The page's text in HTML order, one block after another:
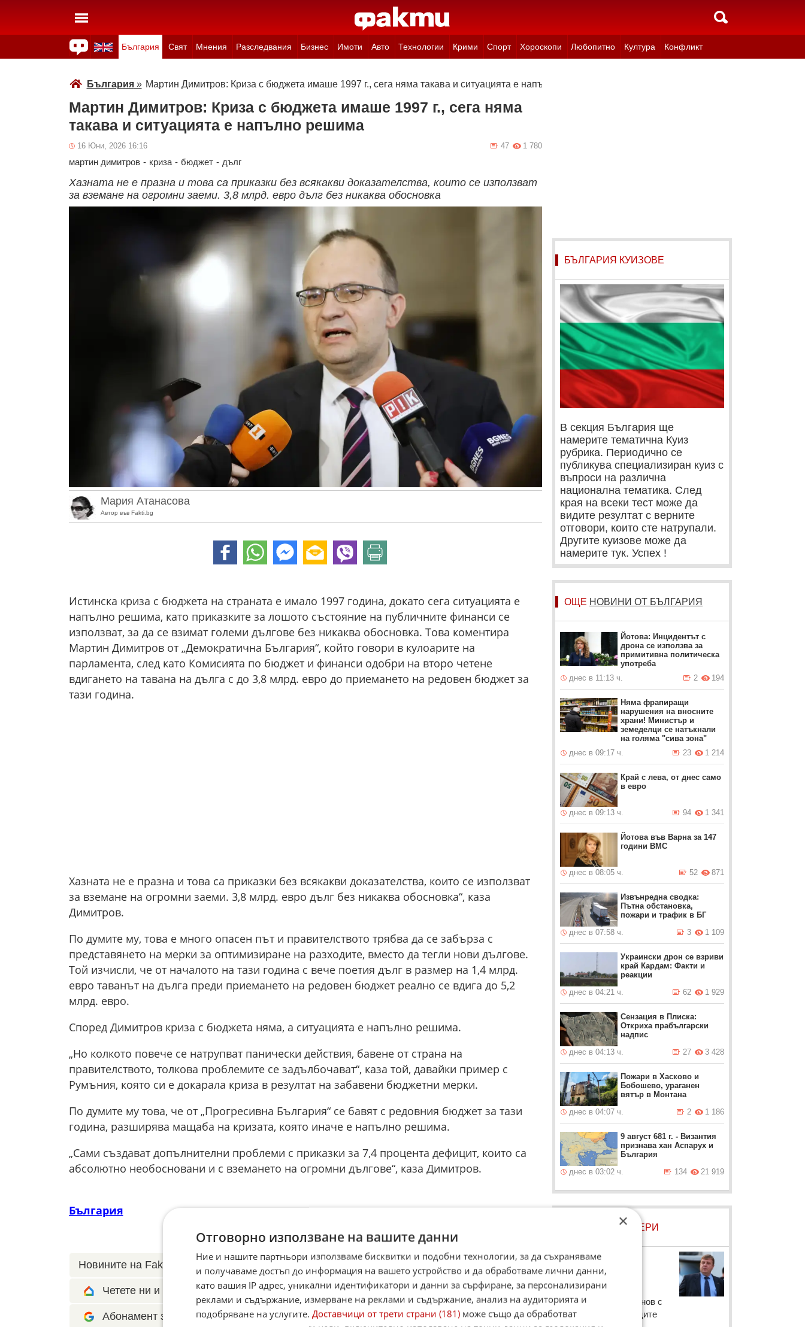
България Свят Мнения Разследвания Бизнес Имоти Авто Технологии Крими Спорт Хороскопи Любопитно Култура Конфликт
България» Мартин Димитров: Криза с бюджета имаше 1997 г., сега няма такава и ситуацията е напълно решима
Мартин Димитров: Криза с бюджета имаше 1997 г., сега няма
такава и ситуацията е напълно решима
16 Юни, 2026 16:16 1 780
47
мартин димитров - криза - бюджет - дълг
Хазната не е празна и това са приказки без всякакви доказателства, които се използват
за вземане на огромни заеми. 3,8 млрд. евро дълг без никаква обосновка
Мария Атанасова
Автор във Fakti.bg
Истинска криза с бюджета на страната е имало 1997 година, докато сега ситуацията е
напълно решима, като приказките за лошото състояние на публичните финанси се
използват, за да се взимат големи дългове без никаква обосновка. Това коментира
Мартин Димитров от „Демократична България“, който говори в кулоарите на
парламента, след като Комисията по бюджет и финанси одобри на второ четене
вдигането на тавана на дълга с до 3,8 млрд. евро до приемането на редовен бюджет за
тази година.
Хазната не е празна и това са приказки без всякакви доказателства, които се използват
за вземане на огромни заеми. 3,8 млрд. евро дълг без никаква обосновка“, каза
Димитров.
По думите му, това е много опасен път и правителството трябва да се забърза с
представянето на мерки за оптимизиране на разходите, вместо да тегли нови дългове.
Той изчисли, че от началото на тази година с вече поетия дълг в размер на 1,4 млрд.
евро таванът на дълга преди приемането на редовен бюджет реално се вдига до 5,2
млрд. евро.
Според Димитров криза с бюджета няма, а ситуацията е напълно решима.
„Но колкото повече се натрупват панически действия, бавене от страна на
правителството, толкова проблемите се задълбочават“, каза той, давайки пример с
Румъния, която си е докарала криза в резултат на забавени бюджетни мерки.
По думите му това, че от „Прогресивна България“ се бавят с редовния бюджет за тази
година, разширява мащаба на кризата, която иначе е напълно решима.
„Сами създават допълнителни проблеми с приказки за 7,4 процента дефицит, които са
абсолютно необосновани и с вземането на огромни дългове“, каза Димитров.
България
☆
Новините на Fakti.bg – във Instagram , ,X
Четете ни и в Google News Showcase
Абонамент за Факти.БГ в Google Alerts
БЪЛГАРИЯ КУИЗОВЕ
В секция България ще
намерите тематична Куиз
рубрика. Периодично се
публикува специализиран куиз с
въпроси на различна
национална тематика. След
края на всеки тест може да
видите резултат с верните
отговори, които сте натрупали.
Другите куизове може да
намерите тук. Успех !
ОЩЕ НОВИНИ ОТ БЪЛГАРИЯ
Йотова: Инцидентът с
дрона се използва за
примитивна политическа
употреба
днес в 11:13 ч.
194
2
Няма фрапиращи
нарушения на вносните
храни! Министър и
земеделци се натъкнали
на голяма "сива зона"
днес в 09:17 ч.
1 214
23
Край с лева, от днес само
в евро
днес в 09:13 ч. 1 341
94
Йотова във Варна за 147
години ВМС
днес в 08:05 ч. 871
52
Извънредна сводка:
Пътна обстановка,
пожари и трафик в БГ
днес в 07:58 ч.
1 109
3
Украински дрон се взриви
край Кардам: Факти и
реакции
днес в 04:21 ч.
1 929
62
Сензация в Плиска:
Откриха прабългарски
надпис
днес в 04:13 ч.
3 428
27
Пожари в Хасково и
Бобошево, ураганен
вятър в Монтана
днес в 04:07 ч.
1 186
2
9 август 681 г. - Византия
признава хан Аспарух и
България
днес в 03:02 ч.
21 919
134
ЛОВЦИ НА БИСЕРИ
Красимир
Каракачанов
Лидерът на ВМРО
Красимир Каракачанов с
коментар за бежанците
×
Отговорно използване на вашите данни
Ние и нашите партньори използваме бисквитки и подобни технологии, за да съхраняваме
и получаваме достъп до информация на вашето устройство и да обработваме лични данни,
като вашия IP адрес, уникални идентификатори и данни за сърфиране, за персонализирани
реклами и съдържание, измерване на реклами и съдържание, анализ на аудиторията и
подобряване на услугите. Доставчици от трети страни (181) може също да обработват